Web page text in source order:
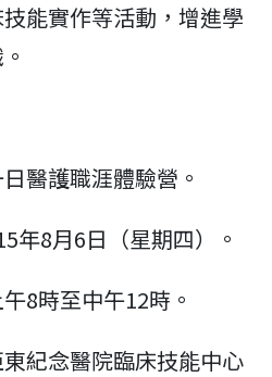
能實作等活動，增進學
醫護職涯體驗營。
年8月6日（星期四）。
8時至中午12時。
東紀念醫院臨床技能中心